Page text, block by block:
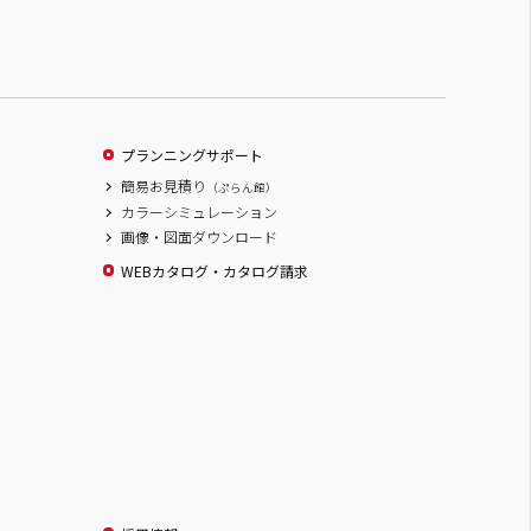
プランニングサポート
簡易お見積り
（ぷらん館）
カラーシミュレーション
画像・図面ダウンロード
WEBカタログ・カタログ請求